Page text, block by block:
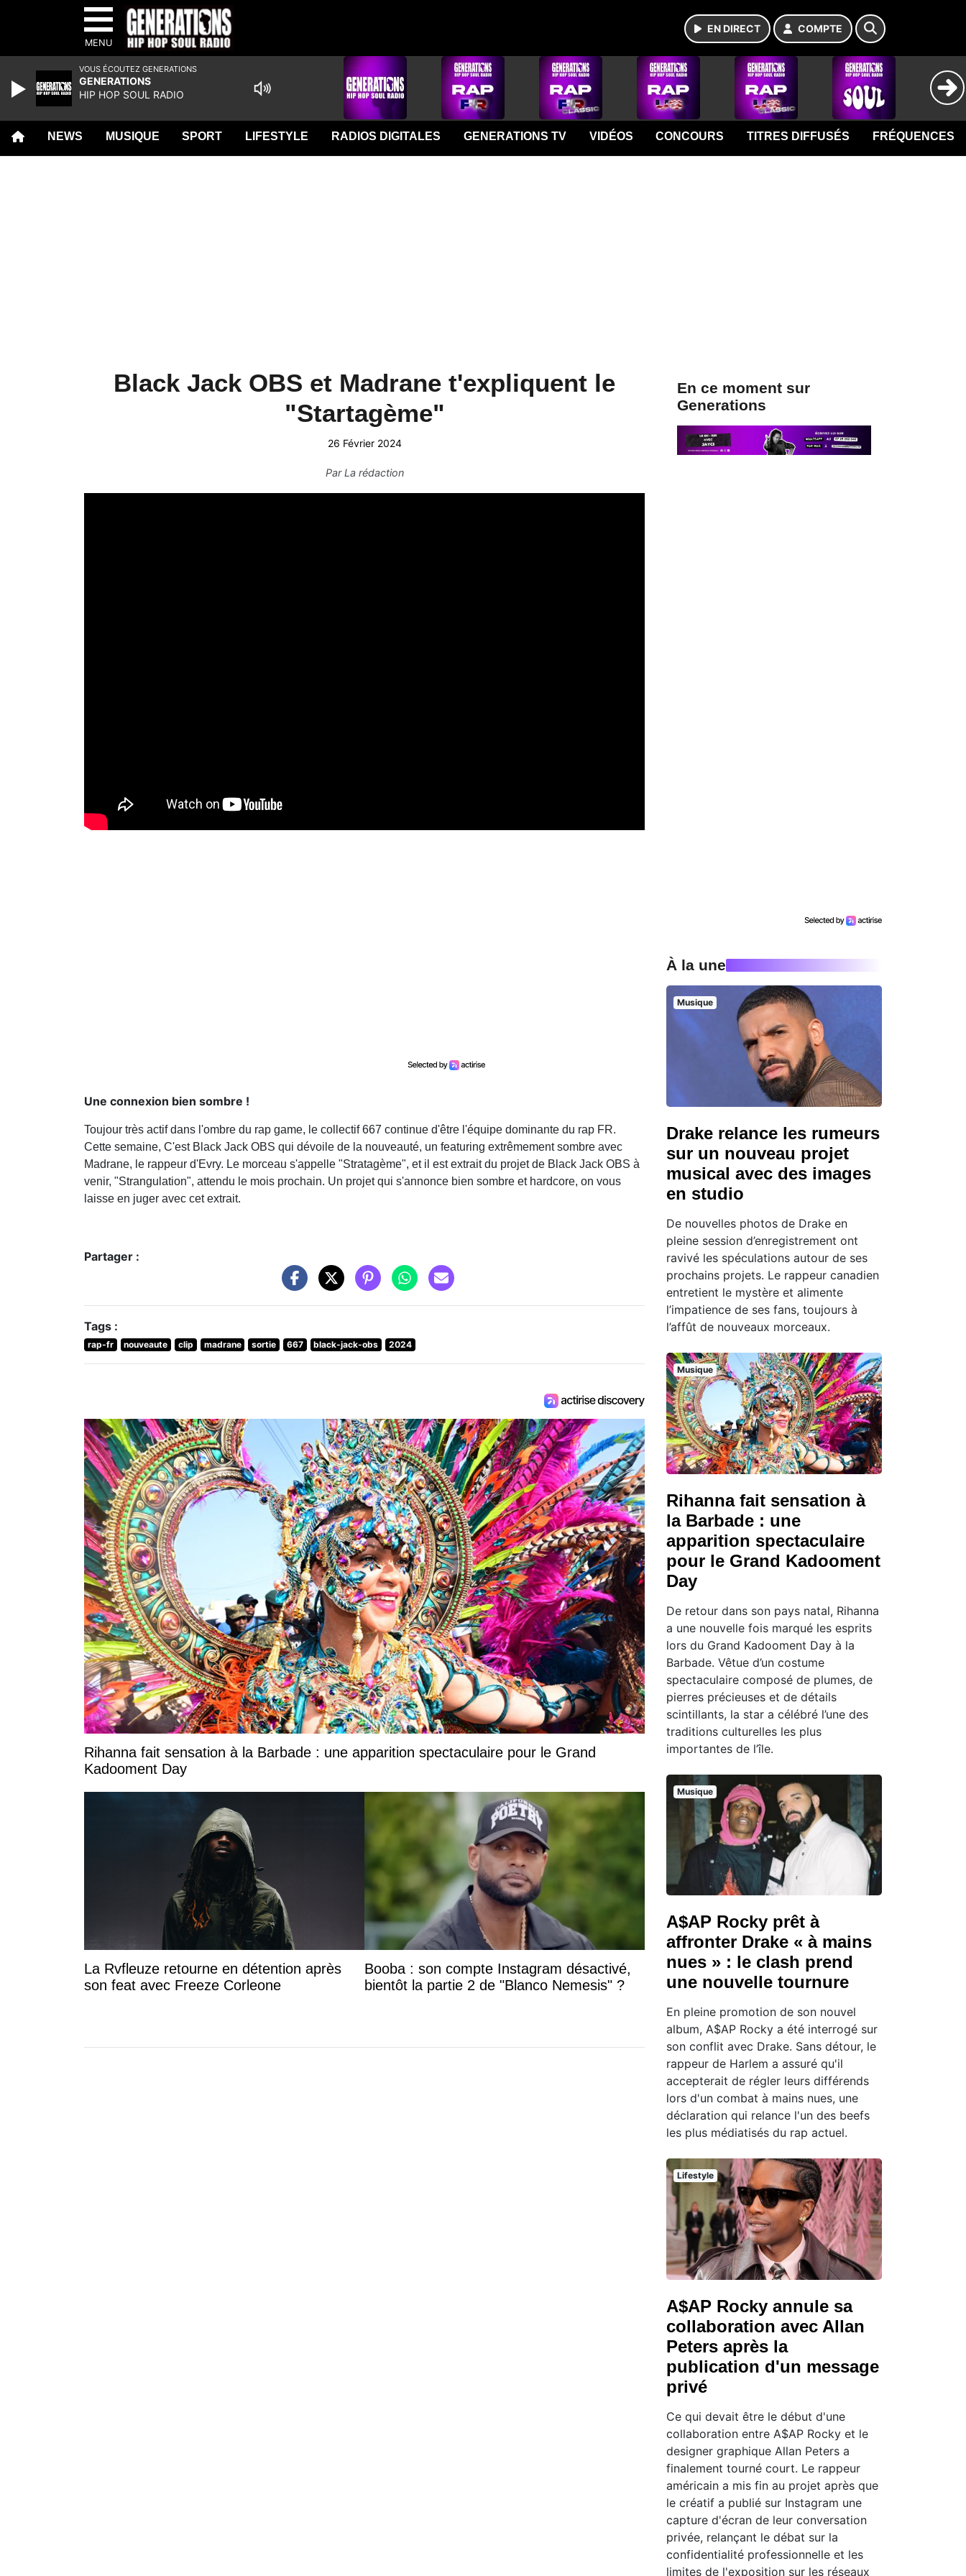
MENU
EN DIRECT COMPTE
NEWS MUSIQUE SPORT LIFESTYLE RADIOS DIGITALES GENERATIONS TV VIDÉOS CONCOURS TITRES DIFFUSÉS FRÉQUENCES
Black Jack OBS et Madrane t'expliquent le
"Startagème"
26 Février 2024
ParLa rédaction
Une connexion bien sombre !
Toujour très actif dans l'ombre du rap game, le collectif 667 continue d'être l'équipe dominante du rap FR.
Cette semaine, C'est Black Jack OBS qui dévoile de la nouveauté, un featuring extrêmement sombre avec
Madrane, le rappeur d'Evry. Le morceau s'appelle "Stratagème", et il est extrait du projet de Black Jack OBS à
venir, "Strangulation", attendu le mois prochain. Un projet qui s'annonce bien sombre et hardcore, on vous
laisse en juger avec cet extrait.
Partager :
Tags :
rap-fr nouveaute clip madrane sortie 667 black-jack-obs 2024
Rihanna fait sensation à la Barbade : une apparition spectaculaire pour le Grand
Kadooment Day
La Rvfleuze retourne en détention après
son feat avec Freeze Corleone
Booba : son compte Instagram désactivé,
bientôt la partie 2 de "Blanco Nemesis" ?
En ce moment sur
Generations
À la une
Musique
Drake relance les rumeurs
sur un nouveau projet
musical avec des images
en studio
De nouvelles photos de Drake en
pleine session d’enregistrement ont
ravivé les spéculations autour de ses
prochains projets. Le rappeur canadien
entretient le mystère et alimente
l’impatience de ses fans, toujours à
l’affût de nouveaux morceaux.
Musique
Rihanna fait sensation à
la Barbade : une
apparition spectaculaire
pour le Grand Kadooment
Day
De retour dans son pays natal, Rihanna
a une nouvelle fois marqué les esprits
lors du Grand Kadooment Day à la
Barbade. Vêtue d’un costume
spectaculaire composé de plumes, de
pierres précieuses et de détails
scintillants, la star a célébré l’une des
traditions culturelles les plus
importantes de l’île.
Musique
A$AP Rocky prêt à
affronter Drake « à mains
nues » : le clash prend
une nouvelle tournure
En pleine promotion de son nouvel
album, A$AP Rocky a été interrogé sur
son conflit avec Drake. Sans détour, le
rappeur de Harlem a assuré qu'il
accepterait de régler leurs différends
lors d'un combat à mains nues, une
déclaration qui relance l'un des beefs
les plus médiatisés du rap actuel.
Lifestyle
A$AP Rocky annule sa
collaboration avec Allan
Peters après la
publication d'un message
privé
Ce qui devait être le début d'une
collaboration entre A$AP Rocky et le
designer graphique Allan Peters a
finalement tourné court. Le rappeur
américain a mis fin au projet après que
le créatif a publié sur Instagram une
capture d'écran de leur conversation
privée, relançant le débat sur la
confidentialité professionnelle et les
limites de l'exposition sur les réseaux
VOUS ÉCOUTEZ GENERATIONS
GENERATIONS
HIP HOP SOUL RADIO